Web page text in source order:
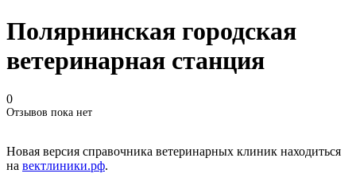
Полярнинская городская
ветеринарная станция
0
Отзывов пока нет
Новая версия справочника ветеринарных клиник находиться
на вектлиники.рф.